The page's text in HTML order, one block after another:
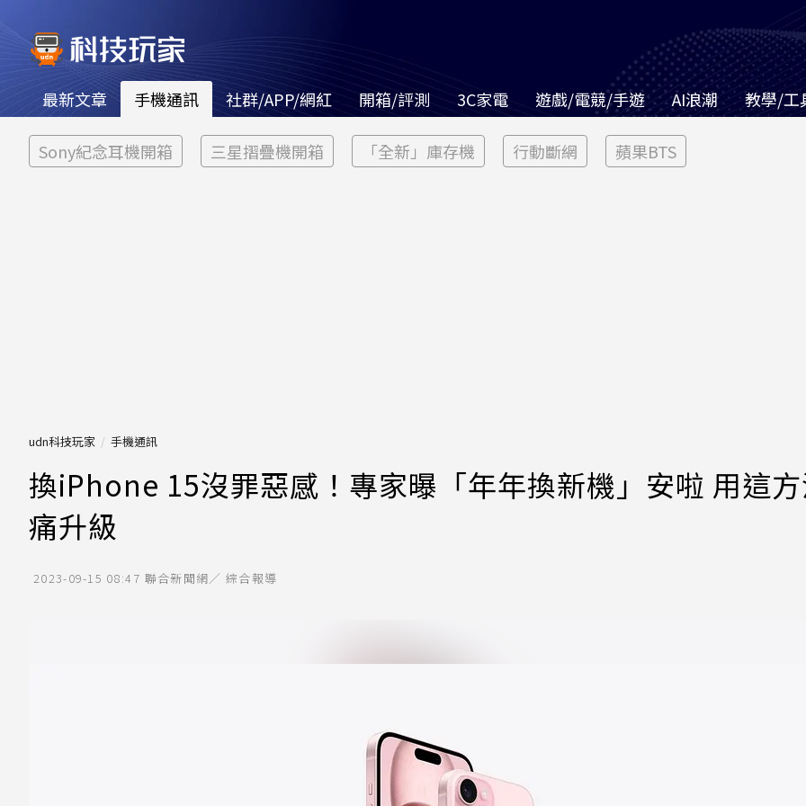
最新文章 手機通訊 社群/APP/網紅 開箱/評測 3C家電 遊戲/電競/手遊 AI浪潮 教學/工
Sony紀念耳機開箱 三星摺疊機開箱 「全新」庫存機 行動斷網 蘋果BTS
udn科技玩家 手機通訊
換iPhone 15沒罪惡感！專家曝「年年換新機」安啦 用這
痛升級
2023-09-15 08:47 聯合新聞網／ 綜合報導